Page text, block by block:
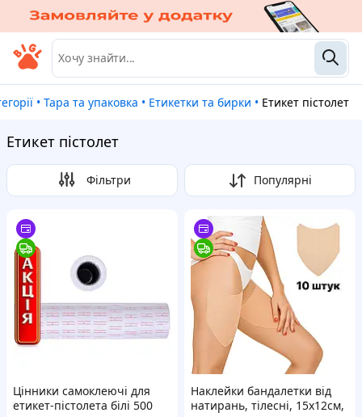
• Тара та упаковка • Етикетки та бирки • Етикет пістолет
Етикет пістолет
Фільтри Популярні
Цінники самоклеючі для
етикет-пістолета білі 500
Наклейки бандалетки від
натирань, тілесні, 15х12см,